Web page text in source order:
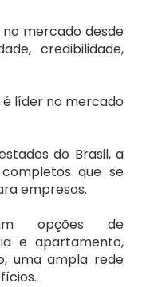
no mercado desde
credibilidade,
líder no mercado
do Brasil, a
que se
empresas.
opções de
e apartamento,
uma ampla rede